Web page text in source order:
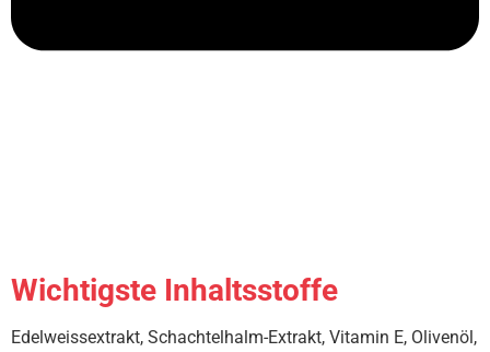
Wichtigste Inhaltsstoffe
Edelweissextrakt, Schachtelhalm-Extrakt, Vitamin E, Olivenöl,